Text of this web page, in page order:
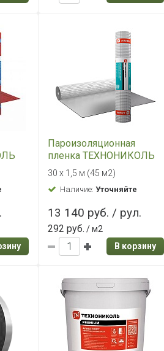
(135
Пароизоляционная
пленка ТЕХНОНИКОЛЬ
АЛЬФА БАРЬЕР БАНЯ,
45 м2
30 х 1,5 м (45 м2)
Наличие:Уточняйте
13 140 руб. / рул.
292 руб. / м2
В корзину